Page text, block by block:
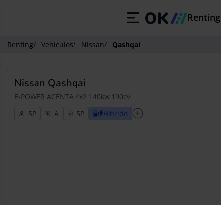
Renting
Renting/ Vehículos/ Nissan/ Qashqai
Nissan Qashqai
E-POWER ACENTA 4x2 140kw 190cv
5
5 Híbrido